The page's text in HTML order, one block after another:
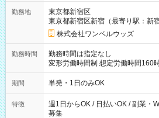
勤務地
東京都新宿区
東京都新宿区新宿（最寄り駅：新宿
株式会社ワンベルウッズ
勤務時間
勤務時間は指定なし
変形労働時間制 想定労働時間160時間/月 【シフト例】
～21：00
期間 単発・1日のみOK
特徴
週1日からOK / 日払いOK / 副業・
募集